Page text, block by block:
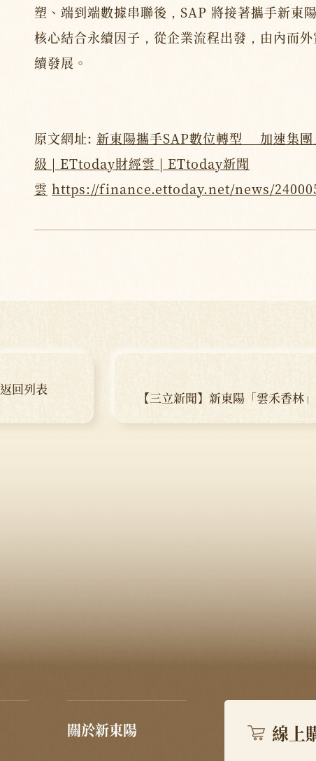
塑、端到端數據串聯後，SAP 將接著攜手新東
核心結合永續因子，從企業流程出發，由內而
續發展。
原文網址: 新東陽攜手SAP數位轉型 加速集團
級 | ETtoday財經雲 | ETtoday新聞
雲 https://finance.ettoday.net/news/
返回列表
【三立新聞】新東陽「雲禾香林
務區櫃位成打卡景
關於新東陽 線上